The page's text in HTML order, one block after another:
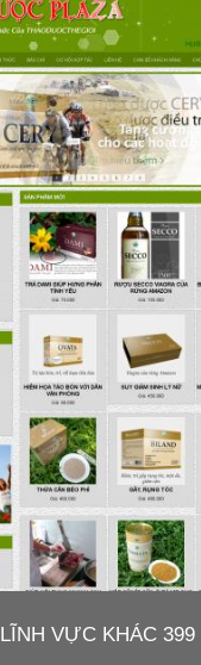
LĨNH VỰC KHÁC 399